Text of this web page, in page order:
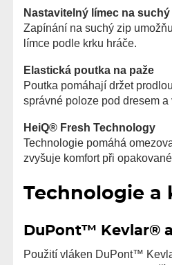
Nastavitelný límec na suchý
Zapínání na suchý zip
límce podle krku hráče.
Elastická poutka na paže
Poutka pomáhají držet
správné poloze pod dresem a
HeiQ® Fresh Technology
Technologie pomáhá
zvyšuje komfort při
Technologie a
DuPont™ Kevlar®
Použití vláken DuPont™